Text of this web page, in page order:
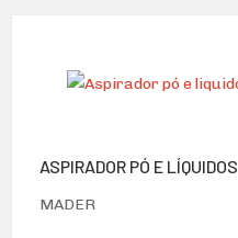
ASPIRADOR PÓ E LÍQUIDOS
MADER